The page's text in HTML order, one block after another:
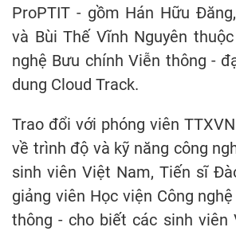
ProPTIT - gồm Hán Hữu
và Bùi Thế Vĩnh Nguyên
nghệ Bưu chính Viễn thông -
dung Cloud Track.
Trao đổi với phóng viên
về trình độ và kỹ năng công
sinh viên Việt Nam, Tiến sĩ
giảng viên Học viện Công
thông - cho biết các sinh viên